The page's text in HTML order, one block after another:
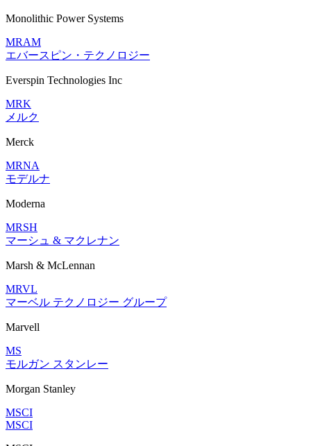
Monolithic Power Systems
MRAM
エバースピン・テクノロジー
Everspin Technologies Inc
MRK
メルク
Merck
MRNA
モデルナ
Moderna
MRSH
マーシュ & マクレナン
Marsh & McLennan
MRVL
マーベル テクノロジー グループ
Marvell
MS
モルガン スタンレー
Morgan Stanley
MSCI
MSCI